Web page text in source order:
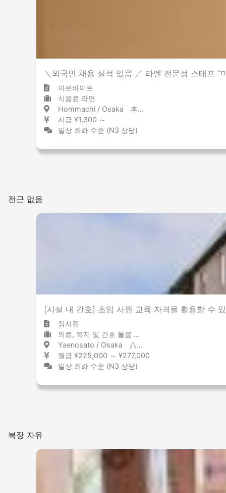
＼외국인 채용 실적 있음 ／ 라멘 전문점 스태프 “
아르바이트
식음료 라면
Hommachi / Osaka 本町 / 大阪府
시급 ¥1,300 ～
일상 회화 수준 (N3 상당)
전근 없음
[시설 내 간호] 초임 사원 교육 자격을 활용할 수
정사원
의료, 복지 및 간호 돌봄 시설
Yaenosato / Osaka 八戸ノ里 / 大阪府
월급 ¥225,000 ～ ¥277,000
일상 회화 수준 (N3 상당)
복장 자유